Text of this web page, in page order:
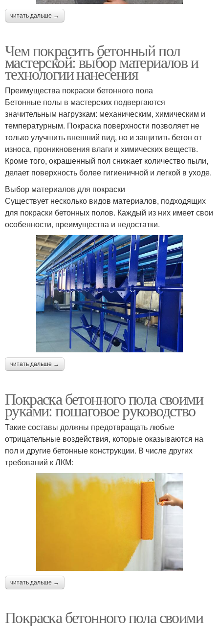
читать дальше →
Чем покрасить бетонный пол
мастерской: выбор материалов и
технологии нанесения
Преимущества покраски бетонного пола
Бетонные полы в мастерских подвергаются
значительным нагрузкам: механическим, химическим и
температурным. Покраска поверхности позволяет не
только улучшить внешний вид, но и защитить бетон от
износа, проникновения влаги и химических веществ.
Кроме того, окрашенный пол снижает количество пыли,
делает поверхность более гигиеничной и легкой в уходе.
Выбор материалов для покраски
Существует несколько видов материалов, подходящих
для покраски бетонных полов. Каждый из них имеет свои
особенности, преимущества и недостатки.
читать дальше →
Покраска бетонного пола своими
руками: пошаговое руководство
Такие составы должны предотвращать любые
отрицательные воздействия, которые оказываются на
пол и другие бетонные конструкции. В числе других
требований к ЛКМ:
читать дальше →
Покраска бетонного пола своими